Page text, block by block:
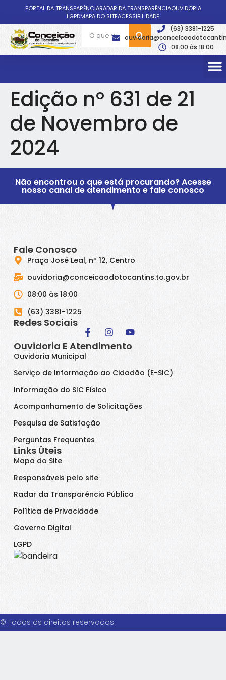
PORTAL DA TRANSPARÊNCIARADAR DA TRANSPARÊNCIAOUVIDORIA
LGPDMAPA DO SITEACESSIBILIDADE
(63) 3381-1225
08:00 às 18:00
Edição nº 631 de 21
de Novembro de
2024
Não encontrou o que está procurando? Acesse
nosso canal de atendimento e fale conosco
Fale Conosco
Praça José Leal, nº 12, Centro
ouvidoria@conceicaodotocantins.to.gov.br
08:00 às 18:00
(63) 3381-1225
Redes Sociais
Ouvidoria E Atendimento
Ouvidoria Municipal
Serviço de Informação ao Cidadão (E-SIC)
Informação do SIC Físico
Acompanhamento de Solicitações
Pesquisa de Satisfação
Perguntas Frequentes
Links Úteis
Mapa do Site
Responsáveis pelo site
Radar da Transparência Pública
Política de Privacidade
Governo Digital
LGPD
© Todos os direitos reservados.